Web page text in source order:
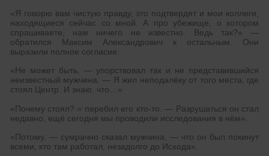
«Я говорю вам чистую правду, это подтвердят и мои коллеги,
находящиеся сейчас со мной. А про убежище, о котором
спрашиваете, нам ничего не известно. Ведь так?» —
обратился Максим Александрович к остальным. Они
выразили полное согласие.
«Не может быть, — упорствовал так и не представившийся
неизвестный мужчина. — Я жил неподалёку от того места, где
стоял Центр. И знаю. что…»
«Почему стоял? = перебил его кто-то. — Разрушаться он стал
недавно, ещё сегодня мы проводили исследования в нём».
«Потому, — сумрачно сказал мужчина, — что он был покинут
всеми, кто там работал, незадолго до Исхода».